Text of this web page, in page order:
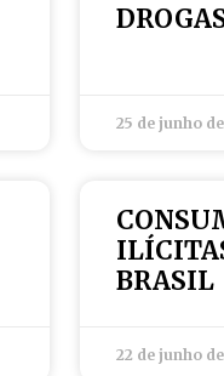
25 de junho
BRASIL
22 de junho